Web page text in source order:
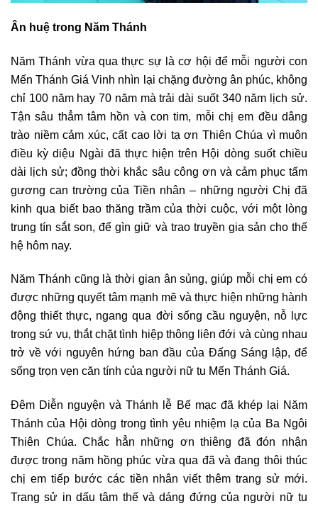
Ân huệ trong Năm Thánh
Năm Thánh vừa qua thực sự là cơ hội để mỗi người con
Mến Thánh Giá Vinh nhìn lại chặng đường ân phúc, không
chỉ 100 năm hay 70 năm mà trải dài suốt 340 năm lịch sử.
Tận sâu thẳm tâm hồn và con tim, mỗi chị em đều dâng
trào niềm cảm xúc, cất cao lời tạ ơn Thiên Chúa vì muôn
điều kỳ diệu Ngài đã thực hiện trên Hội dòng suốt chiều
dài lịch sử; đồng thời khắc sâu công ơn và cảm phục tấm
gương can trường của Tiền nhân – những người Chị đã
kinh qua biết bao thăng trầm của thời cuộc, với một lòng
trung tín sắt son, để gìn giữ và trao truyền gia sản cho thế
hệ hôm nay.
Năm Thánh cũng là thời gian ân sủng, giúp mỗi chị em có
được những quyết tâm mạnh mẽ và thực hiện những hành
động thiết thực, ngang qua đời sống cầu nguyện, nỗ lực
trong sứ vụ, thắt chặt tình hiệp thông liên đới và cùng nhau
trở về với nguyên hứng ban đầu của Đấng Sáng lập, để
sống trọn vẹn căn tính của người nữ tu Mến Thánh Giá.
Đêm Diễn nguyện và Thánh lễ Bế mạc đã khép lại Năm
Thánh của Hội dòng trong tình yêu nhiệm lạ của Ba Ngôi
Thiên Chúa. Chắc hẳn những ơn thiêng đã đón nhận
được trong năm hồng phúc vừa qua đã và đang thôi thúc
chị em tiếp bước các tiền nhân viết thêm trang sử mới.
Trang sử in dấu tâm thế và dáng đứng của người nữ tu